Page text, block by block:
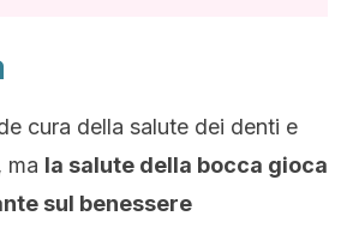
cura della salute dei denti e
ma la salute della bocca gioca
sul benessere